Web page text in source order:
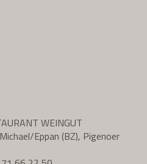
WEINGUT
Eppan (BZ), Pigenoer